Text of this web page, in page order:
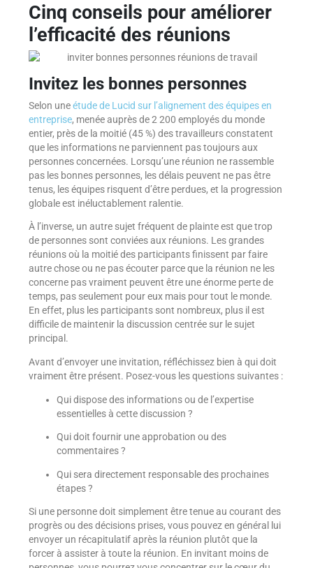
Cinq conseils pour améliorer
l’efficacité des réunions
Invitez les bonnes personnes
Selon uneétude de Lucid sur l’alignement des équipes en
entreprise, menée auprès de 2 200 employés du monde
entier, près de la moitié (45 %) des travailleurs constatent
que les informations ne parviennent pas toujours aux
personnes concernées. Lorsqu’une réunion ne rassemble
pas les bonnes personnes, les délais peuvent ne pas être
tenus, les équipes risquent d’être perdues, et la progression
globale est inéluctablement ralentie.
À l’inverse, un autre sujet fréquent de plainte est que trop
de personnes sont conviées aux réunions. Les grandes
réunions où la moitié des participants finissent par faire
autre chose ou ne pas écouter parce que la réunion ne les
concerne pas vraiment peuvent être une énorme perte de
temps, pas seulement pour eux mais pour tout le monde.
En effet, plus les participants sont nombreux, plus il est
difficile de maintenir la discussion centrée sur le sujet
principal.
Avant d’envoyer une invitation, réfléchissez bien à qui doit
vraiment être présent. Posez-vous les questions suivantes :
Qui dispose des informations ou de l’expertise
essentielles à cette discussion ?
Qui doit fournir une approbation ou des
commentaires ?
Qui sera directement responsable des prochaines
étapes ?
Si une personne doit simplement être tenue au courant des
progrès ou des décisions prises, vous pouvez en général lui
envoyer un récapitulatif après la réunion plutôt que la
forcer à assister à toute la réunion. En invitant moins de